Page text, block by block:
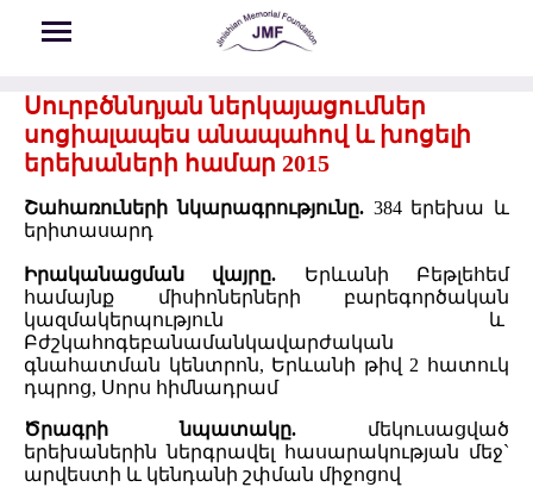
Սուրբծննդյան ներկայացումներ
սոցիալապես անապահով և խոցելի
երեխաների համար 2015
Շահառուների նկարագրությունը.384 երեխա և
երիտասարդ
Իրականացման վայրը. Երևանի Բեթլեհեմ
համայնք միսիոներների բարեգործական
կազմակերպություն և
Բժշկահոգեբանամանկավարժական
գնահատման կենտրոն, Երևանի թիվ 2 հատուկ
դպրոց, Սորս հիմնադրամ
Ծրագրի նպատակը. մեկուսացված
երեխաներին ներգրավել հասարակության մեջ`
արվեստի և կենդանի շփման միջոցով